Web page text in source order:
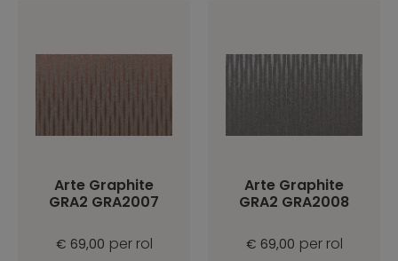
Arte Graphite
GRA2 GRA2007
€ 69,00 per rol
Arte Graphite
GRA2 GRA2008
€ 69,00 per rol